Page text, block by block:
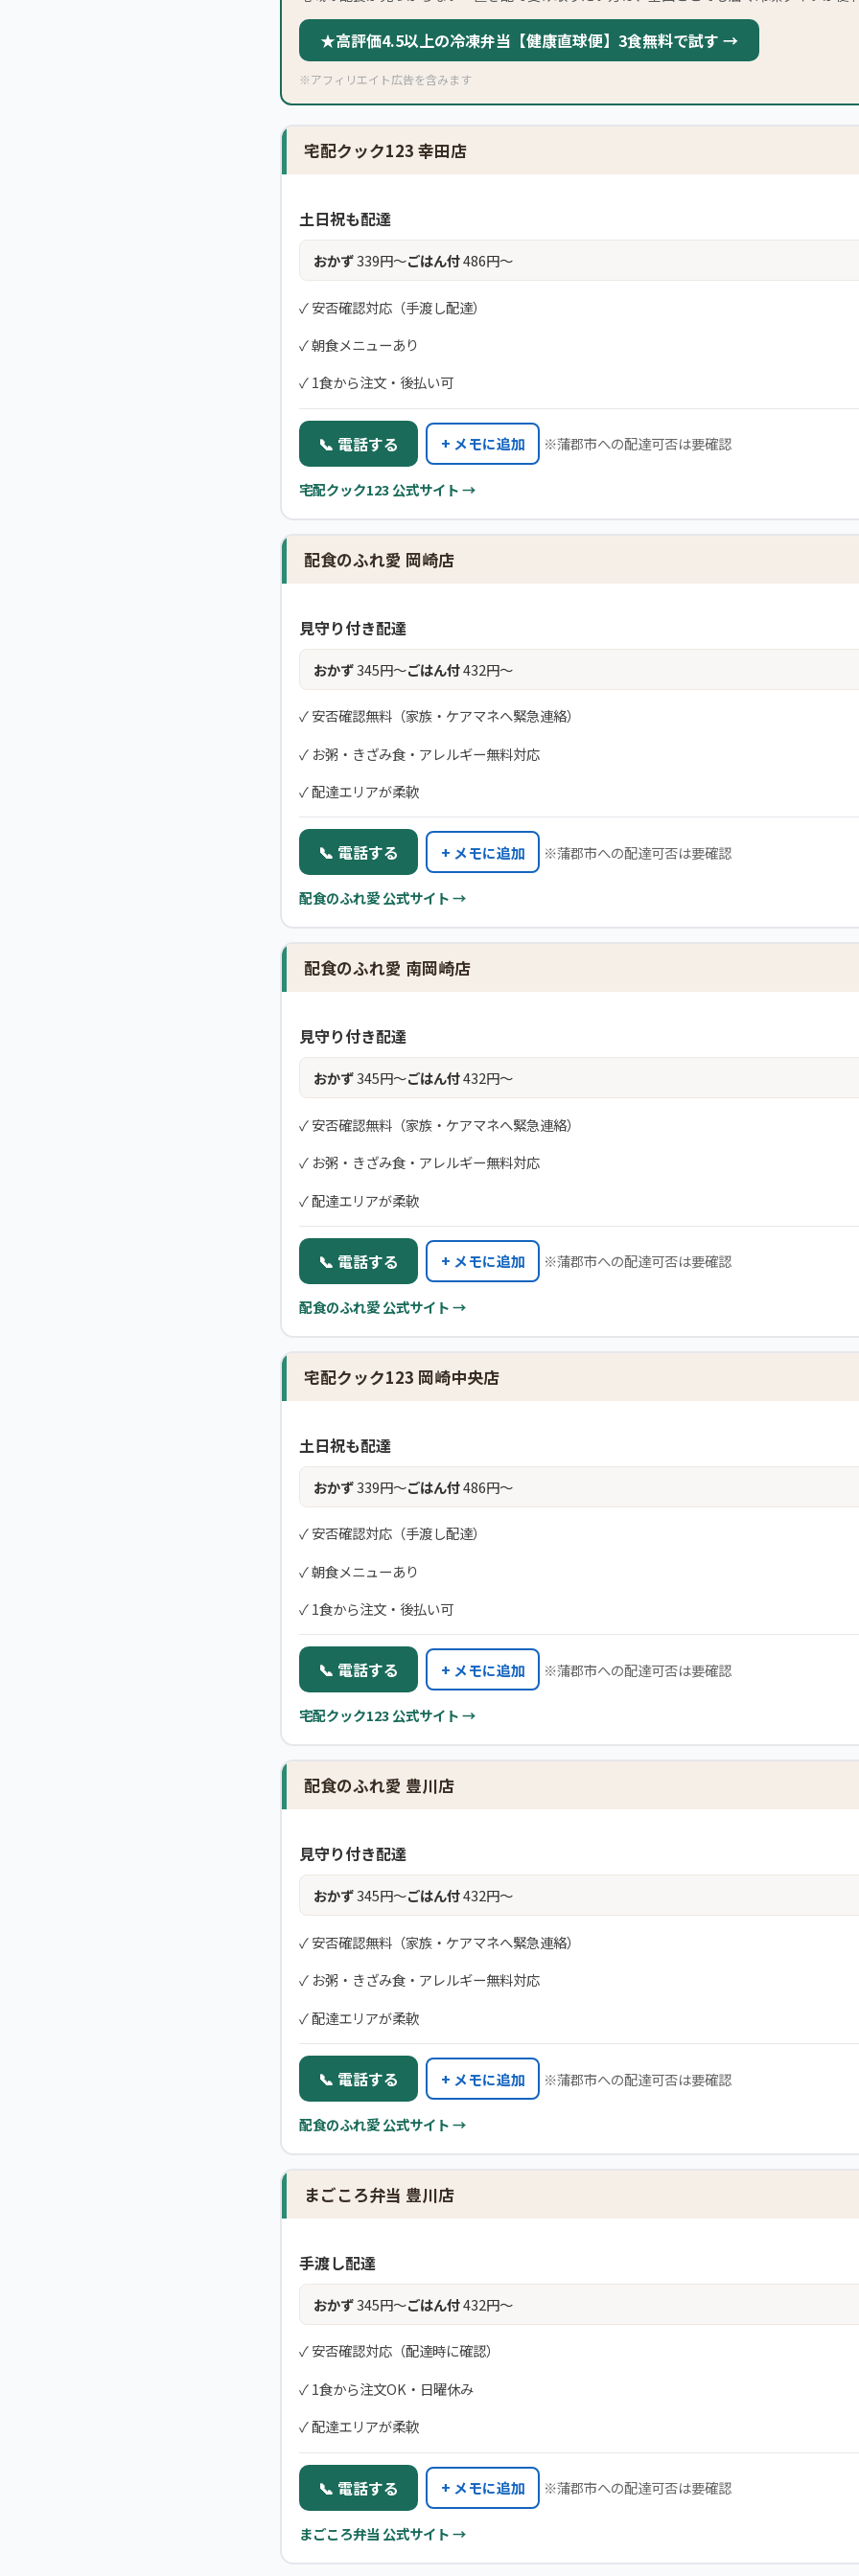
★高評価4.5以上の冷凍弁当【健康直球便】3食無料で試す →
※アフィリエイト広告を含みます
宅配クック123 幸田店
土日祝も配達
おかず339円〜ごはん付486円〜
✓ 安否確認対応（手渡し配達）
✓ 朝食メニューあり
✓ 1食から注文・後払い可
📞 電話する + メモに追加 ※蒲郡市への配達可否は要確認
宅配クック123 公式サイト →
配食のふれ愛 岡崎店
見守り付き配達
おかず345円〜ごはん付432円〜
✓ 安否確認無料（家族・ケアマネへ緊急連絡）
✓ お粥・きざみ食・アレルギー無料対応
✓ 配達エリアが柔軟
📞 電話する + メモに追加 ※蒲郡市への配達可否は要確認
配食のふれ愛 公式サイト →
配食のふれ愛 南岡崎店
見守り付き配達
おかず345円〜ごはん付432円〜
✓ 安否確認無料（家族・ケアマネへ緊急連絡）
✓ お粥・きざみ食・アレルギー無料対応
✓ 配達エリアが柔軟
📞 電話する + メモに追加 ※蒲郡市への配達可否は要確認
配食のふれ愛 公式サイト →
宅配クック123 岡崎中央店
土日祝も配達
おかず339円〜ごはん付486円〜
✓ 安否確認対応（手渡し配達）
✓ 朝食メニューあり
✓ 1食から注文・後払い可
📞 電話する + メモに追加 ※蒲郡市への配達可否は要確認
宅配クック123 公式サイト →
配食のふれ愛 豊川店
見守り付き配達
おかず345円〜ごはん付432円〜
✓ 安否確認無料（家族・ケアマネへ緊急連絡）
✓ お粥・きざみ食・アレルギー無料対応
✓ 配達エリアが柔軟
📞 電話する + メモに追加 ※蒲郡市への配達可否は要確認
配食のふれ愛 公式サイト →
まごころ弁当 豊川店
手渡し配達
おかず345円〜ごはん付432円〜
✓ 安否確認対応（配達時に確認）
✓ 1食から注文OK・日曜休み
✓ 配達エリアが柔軟
📞 電話する + メモに追加 ※蒲郡市への配達可否は要確認
まごころ弁当 公式サイト →